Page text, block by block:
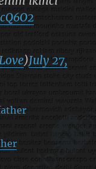
)July 27,